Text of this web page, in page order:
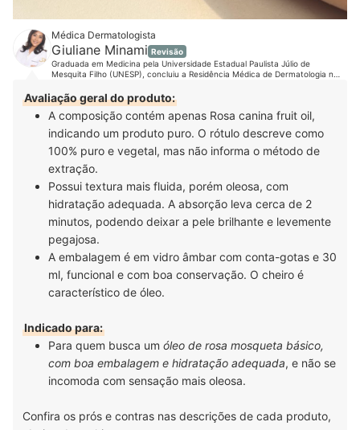
Médica Dermatologista
Giuliane Minami Revisão
Graduada em Medicina pela Universidade Estadual Paulista Júlio de
Mesquita Filho (UNESP), concluiu a Residência Médica de Dermatologia na
Sociedade Brasileira de Dermatologia (SBD). É mestra, também pela UNESP,
na área de Tricologia. Como sempre acreditou na importância do cabelo na
identidade e na autoestima das pessoas, principalmente, das mulheres, sua
formação na área clínica, cirúrgica e estética, a médica está em busca
constante por conhecimento e atualizações em congressos e cursos.
Acompanhe a Dra. Giuliane no Instagram, Youtube, Facebook, LinkedIn e
em seu site.
Avaliação geral do produto:
A composição contém apenas Rosa canina fruit oil,
indicando um produto puro. O rótulo descreve como
100% puro e vegetal, mas não informa o método de
extração.
Possui textura mais fluida, porém oleosa, com
hidratação adequada. A absorção leva cerca de 2
minutos, podendo deixar a pele brilhante e levemente
pegajosa.
A embalagem é em vidro âmbar com conta-gotas e 30
ml, funcional e com boa conservação. O cheiro é
característico de óleo.
Indicado para:
Para quem busca um óleo de rosa mosqueta básico,
com boa embalagem e hidratação adequada, e não se
incomoda com sensação mais oleosa.
Confira os prós e contras nas descrições de cada produto,